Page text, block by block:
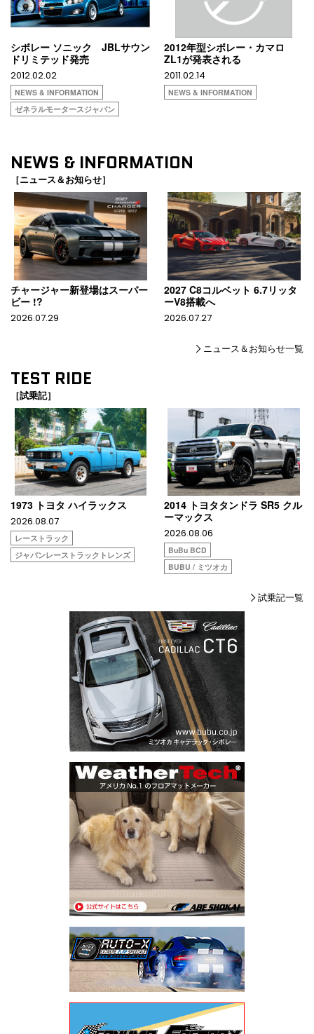
シボレー ソニック JBLサウン
ドリミテッド発売
2012.02.02
NEWS & INFORMATION
ゼネラルモータースジャパン
2012年型シボレー・カマロ
ZL1が発表される
2011.02.14
NEWS & INFORMATION
NEWS & INFORMATION
［ニュース＆お知らせ］
チャージャー新登場はスーパー
ビー !?
2026.07.29
2027 C8コルベット 6.7リッタ
ーV8搭載へ
2026.07.27
ニュース＆お知らせ一覧
TEST RIDE
［試乗記］
1973 トヨタ ハイラックス
2026.08.07
レーストラック
ジャパンレーストラックトレンズ
2014 トヨタタンドラ SR5 クル
ーマックス
2026.08.06
BuBu BCD
BUBU / ミツオカ
試乗記一覧